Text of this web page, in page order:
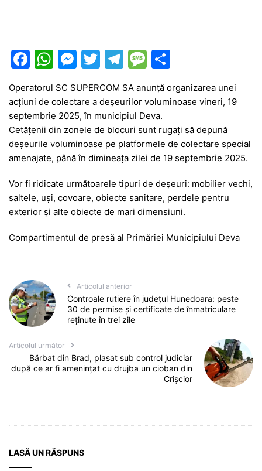
F
c
e
b
o
k
W
at
s
A
p
M
s
s
e
n
er
T
itt
er
T
e
gr
a
m
M
s
s
a
g
ta
a
z
Operatorul SC SUPERCOM SA anunță organizarea unei
acțiuni de colectare a deșeurilor voluminoase vineri, 19
septembrie 2025, în municipiul Deva.
Cetățenii din zonele de blocuri sunt rugați să depună
deșeurile voluminoase pe platformele de colectare special
amenajate, până în dimineața zilei de 19 septembrie 2025.
Vor fi ridicate următoarele tipuri de deșeuri: mobilier vechi,
saltele, uși, covoare, obiecte sanitare, perdele pentru
exterior și alte obiecte de mari dimensiuni.
Compartimentul de presă al Primăriei Municipiului Deva
Articolul anterior
Controale rutiere în județul Hunedoara: peste
30 de permise și certificate de înmatriculare
reținute în trei zile
Articolul următor
Bărbat din Brad, plasat sub control judiciar
după ce ar fi amenințat cu drujba un cioban din
Crișcior
LASĂ UN RĂSPUNS